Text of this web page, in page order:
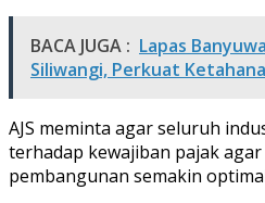
BACA JUGA : Lapas
Siliwangi, Perkuat
AJS meminta agar seluruh
terhadap kewajiban pajak
pembangunan semakin